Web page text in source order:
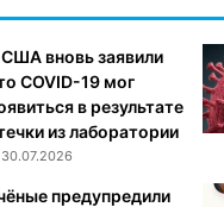
вновь заявили
COVID-19 мог
в результате
из лаборатории
30.07.2026
предупредили